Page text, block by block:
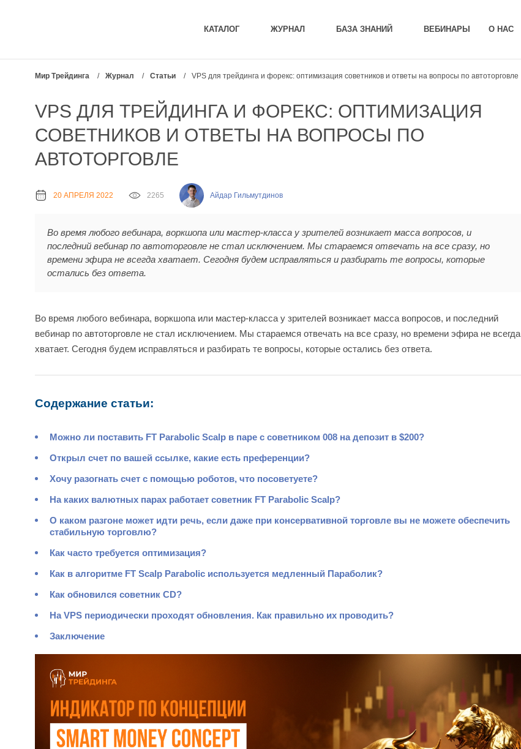
КАТАЛОГ ЖУРНАЛ БАЗА ЗНАНИЙ ВЕБИНАРЫ О НАС
Мир Трейдинга / Журнал / Статьи / VPS для трейдинга и форекс: оптимизация советников и ответы на вопросы по автоторговле
VPS ДЛЯ ТРЕЙДИНГА И ФОРЕКС: ОПТИМИЗАЦИЯ
СОВЕТНИКОВ И ОТВЕТЫ НА ВОПРОСЫ ПО
АВТОТОРГОВЛЕ
20 АПРЕЛЯ 2022 2265 Айдар Гильмутдинов
Во время любого вебинара, воркшопа или мастер-класса у зрителей возникает масса вопросов, и
последний вебинар по автоторговле не стал исключением. Мы стараемся отвечать на все сразу, но
времени эфира не всегда хватает. Сегодня будем исправляться и разбирать те вопросы, которые
остались без ответа.
Во время любого вебинара, воркшопа или мастер-класса у зрителей возникает масса вопросов, и последний
вебинар по автоторговле не стал исключением. Мы стараемся отвечать на все сразу, но времени эфира не всегда
хватает. Сегодня будем исправляться и разбирать те вопросы, которые остались без ответа.
Содержание статьи:
Можно ли поставить FT Parabolic Scalp в паре с советником 008 на депозит в $200?
Открыл счет по вашей ссылке, какие есть преференции?
Хочу разогнать счет с помощью роботов, что посоветуете?
На каких валютных парах работает советник FT Parabolic Scalp?
О каком разгоне может идти речь, если даже при консервативной торговле вы не можете обеспечить
стабильную торговлю?
Как часто требуется оптимизация?
Как в алгоритме FT Scalp Parabolic используется медленный Параболик?
Как обновился советник CD?
На VPS периодически проходят обновления. Как правильно их проводить?
Заключение